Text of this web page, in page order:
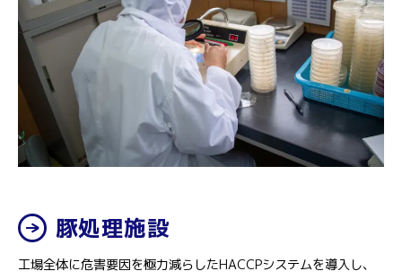
豚処理施設
工場全体に危害要因を極力減らしたHACCPシステムを導入し、